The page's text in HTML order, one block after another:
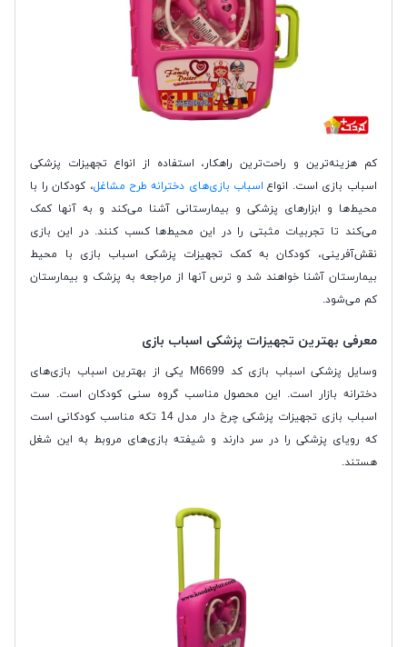
کم هزینه‌ترین و راحت‌ترین راهکار، استفاده از انواع تجهیزات پزشکی
اسباب بازی است. انواعاسباب بازی‌های دخترانه طرح مشاغل، کودکان را با
محیط‌ها و ابزارهای پزشکی و بیمارستانی آشنا می‌کند و به آنها کمک
می‌کند تا تجربیات مثبتی را در این محیط‌ها کسب کنند. در این بازی
نقش‌آفرینی، کودکان به کمک تجهیزات پزشکی اسباب بازی با محیط
بیمارستان آشنا خواهند شد و ترس آنها از مراجعه به پزشک و بیمارستان
کم می‌شود.
معرفی بهترین تجهیزات پزشکی اسباب بازی
وسایل پزشکی اسباب بازی کد M6699 یکی از بهترین اسباب بازی‌های
دخترانه بازار است. این محصول مناسب گروه سنی کودکان است. ست
اسباب بازی تجهیزات پزشکی چرخ دار مدل 14 تکه مناسب کودکانی است
که رویای پزشکی را در سر دارند و شیفته بازی‌های مروبط به این شغل
هستند.